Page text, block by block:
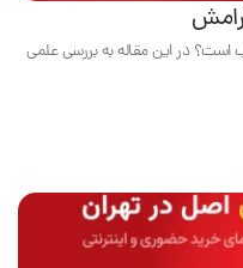
است؟ در این مقاله به بررسی علمی